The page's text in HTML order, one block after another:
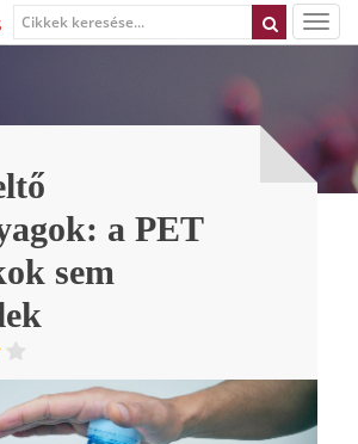
a PET
sem